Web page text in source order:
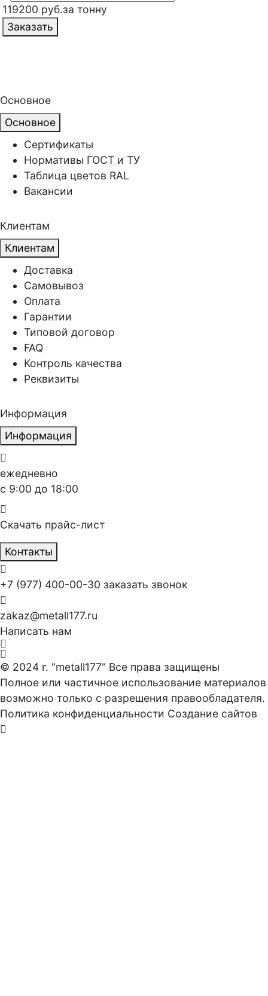
119200 руб.за тонну
Заказать
Основное
Основное
Сертификаты
Нормативы ГОСТ и ТУ
Таблица цветов RAL
Вакансии
Клиентам
Клиентам
Доставка
Самовывоз
Оплата
Гарантии
Типовой договор
FAQ
Контроль качества
Реквизиты
Информация
Информация
ежедневно
с 9:00 до 18:00
Скачать прайс-лист
Контакты
+7 (977) 400-00-30 заказать звонок
zakaz@metall177.ru
Написать нам
© 2024 г. "metall177" Все права защищены
Полное или частичное использование материалов
возможно только с разрешения правообладателя.
Политика конфиденциальности Создание сайтов